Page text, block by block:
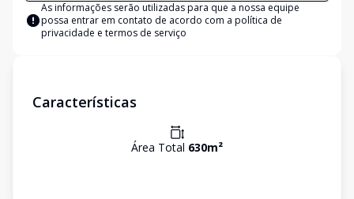
As informações serão utilizadas para que a nossa equipe
possa entrar em contato de acordo com a política de
privacidade e termos de serviço
Características
Área Total 630m²